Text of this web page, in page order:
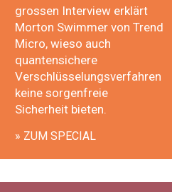
grossen Interview erklärt
Morton Swimmer von Trend
Micro, wieso auch
quantensichere
Verschlüsselungsverfahren
keine sorgenfreie
Sicherheit bieten.
» ZUM SPECIAL